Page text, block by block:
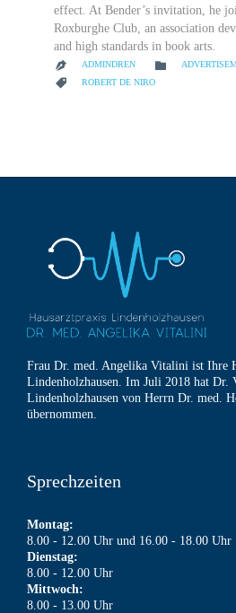
effect. At Bender’s invitation, he
Roxburghe Club, an association
and high standards in book arts.
 ADMINDREN  CATEGORY
 CATEGORY
ROBERT DE NIRO
Frau Dr. med. Angelika Vitalini ist Ihre
Lindenholzhausen. Im Juli 2018 hat Dr.
Lindenholzhausen von Herrn Dr. med.
übernommen.
Sprechzeiten
Montag:
8.00 - 12.00 Uhr und 16.00 - 18.00 Uhr
Dienstag:
8.00 - 12.00 Uhr
Mittwoch:
8.00 - 13.00 Uhr